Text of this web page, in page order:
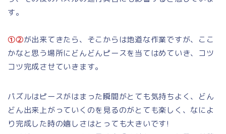
す。
①②が出来てきたら、そこからは地道な作業ですが、ここ
かなと思う場所にどんどんピースを当てはめていき、コツ
コツ完成させていきます。
パズルはピースがはまった瞬間がとても気持ちよく、どん
どん出来上がっていくのを見るのがとても楽しく、なによ
り完成した時の嬉しさはとっても大きいです!